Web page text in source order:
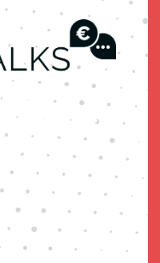
Bilhetes
Contacto